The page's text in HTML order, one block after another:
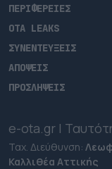
ΠΕΡΙΦΕΡΕΙΕΣ
OTA LEAKS
ΣΥΝΕΝΤΕΥΞΕΙΣ
ΑΠΟΨΕΙΣ
ΠΡΟΣΛΗΨΕΙΣ
e-ota.gr |
Ταχ. Διεύθυνση:
Καλλιθέα Αττικής